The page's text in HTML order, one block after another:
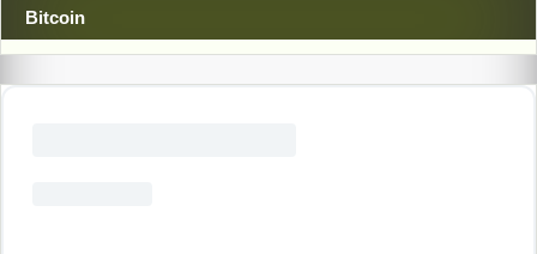
Bitcoin